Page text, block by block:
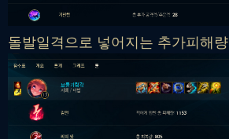
돌발일격으로 넣어지는 추가피해량